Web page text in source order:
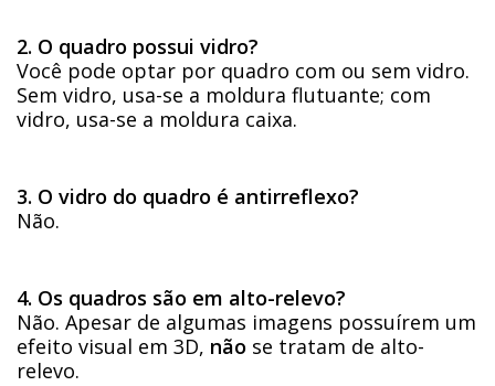
2. O quadro possui vidro?
Você pode optar por quadro com ou sem vidro.
Sem vidro, usa-se a moldura flutuante; com
vidro, usa-se a moldura caixa.
3. O vidro do quadro é antirreflexo?
Não.
4. Os quadros são em alto-relevo?
Não. Apesar de algumas imagens possuírem um
efeito visual em 3D, não se tratam de alto-
relevo.